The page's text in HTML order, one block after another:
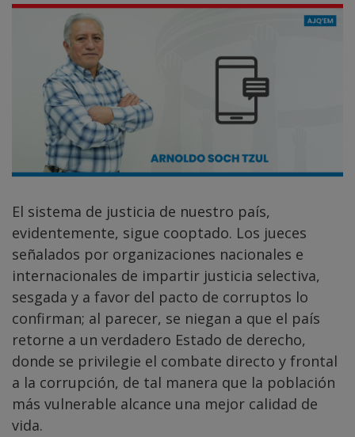
El sistema de justicia de nuestro país,
evidentemente, sigue cooptado. Los jueces
señalados por organizaciones nacionales e
internacionales de impartir justicia selectiva,
sesgada y a favor del pacto de corruptos lo
confirman; al parecer, se niegan a que el país
retorne a un verdadero Estado de derecho,
donde se privilegie el combate directo y frontal
a la corrupción, de tal manera que la población
más vulnerable alcance una mejor calidad de
vida.